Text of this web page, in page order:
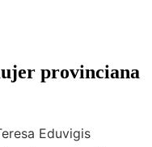
provinciana
Eduvigis